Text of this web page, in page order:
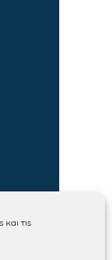
τις